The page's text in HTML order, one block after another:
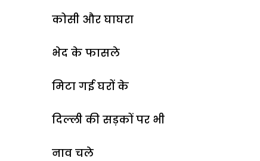
कोसी और घाघरा
भेद के फासले
मिटा गई घरों के
दिल्ली की सड़कों पर भी
नाव चले